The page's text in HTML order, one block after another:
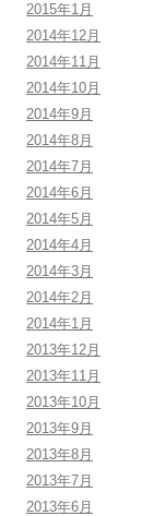
2015年1月
2014年12月
2014年11月
2014年10月
2014年9月
2014年8月
2014年7月
2014年6月
2014年5月
2014年4月
2014年3月
2014年2月
2014年1月
2013年12月
2013年11月
2013年10月
2013年9月
2013年8月
2013年7月
2013年6月